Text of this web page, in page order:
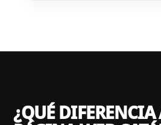
¿QUÉ